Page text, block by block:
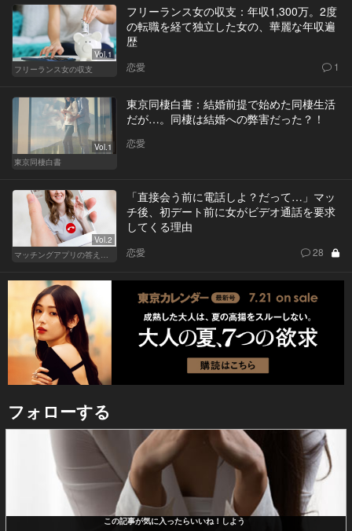
Vol.1
フリーランス女の収支
フリーランス女の収支：年収1,300万。2度
の転職を経て独立した女の、華麗な年収遍
歴
恋愛 1
Vol.1
東京同棲白書
東京同棲白書：結婚前提で始めた同棲生活
だが…。同棲は結婚への弊害だった？！
恋愛
Vol.2
「直接会う前に電話しよ？だって…」マッ
チ後、初デート前に女がビデオ通話を要求
してくる理由
恋愛 28
フォローする
この記事が気に入ったらいいね！しよう